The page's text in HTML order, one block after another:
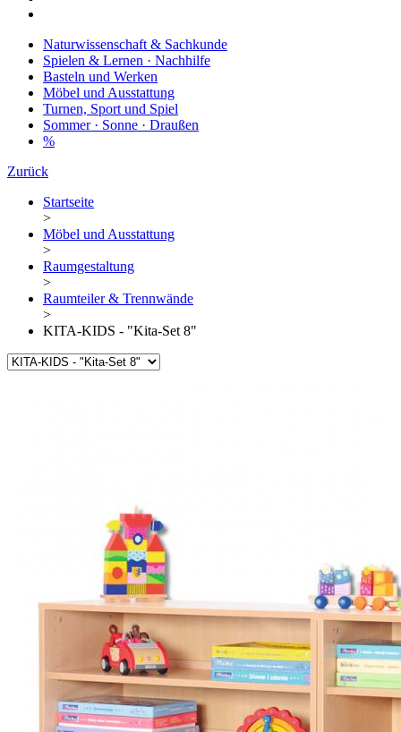
Naturwissenschaft & Sachkunde
Spielen & Lernen · Nachhilfe
Basteln und Werken
Möbel und Ausstattung
Turnen, Sport und Spiel
Sommer · Sonne · Draußen
%
Zurück
Startseite
>
Möbel und Ausstattung
>
Raumgestaltung
>
Raumteiler & Trennwände
>
KITA-KIDS - "Kita-Set 8"